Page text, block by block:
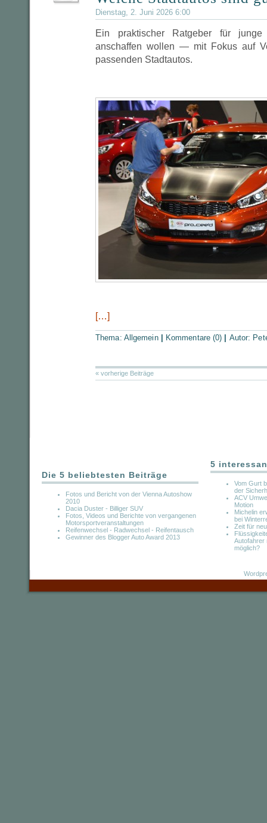
Dienstag, 2. Juni 2026 6:00
Ein praktischer Ratgeber für
anschaffen wollen — mit Fokus auf
passenden Stadtautos.
[…]
Thema: Allgemein Kommentare (0) Autor:
« vorherige Beiträge
Die 5 beliebtesten Beiträge
Fotos und Bericht von der Vienna Autoshow
2010
Dacia Duster - Billiger SUV
Fotos, Videos und Berichte von vergangenen
Motorsportveranstaltungen
Reifenwechsel - Radwechsel - Reifentausch
Gewinner des Blogger Auto Award 2013
5
Vom Gurt
der
ACV
Motion
Michelin
bei
Zeit für
Autofahrer
möglich?